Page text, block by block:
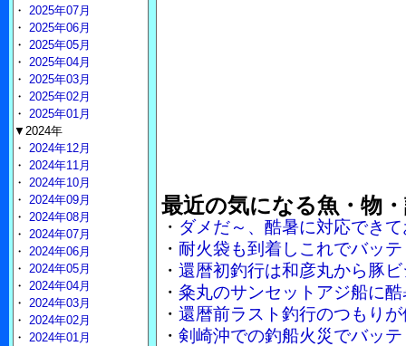
最近の気になる魚・物
・ ダメだ～、酷暑に対応でき
・ 耐火袋も到着しこれでバッ
・ 還暦初釣行は和彦丸から豚
・ 粂丸のサンセットアジ船に
・ 還暦前ラスト釣行のつもり
・ 剣崎沖での釣船火災でバッ
・ 2025年07月
・ 2025年06月
・ 2025年05月
・ 2025年04月
・ 2025年03月
・ 2025年02月
・ 2025年01月
▼2024年
・ 2024年12月
・ 2024年11月
・ 2024年10月
・ 2024年09月
・ 2024年08月
・ 2024年07月
・ 2024年06月
・ 2024年05月
・ 2024年04月
・ 2024年03月
・ 2024年02月
・ 2024年01月